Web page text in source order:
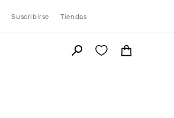
Suscribirse Tiendas